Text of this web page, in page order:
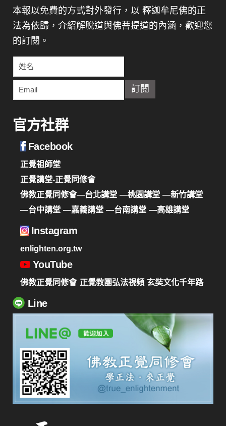
本報以免費的方式對外發行，以 釋迦牟尼佛的正
法為依歸，介紹解脫道與佛菩提道的內涵，歡迎您
的訂閱。
官方社群
Facebook
正覺祖師堂
正覺講堂-正覺同修會
佛教正覺同修會—台北講堂 —桃園講堂 —新竹講堂
—台中講堂 —嘉義講堂 —台南講堂 —高雄講堂
Instagram
enlighten.org.tw
YouTube
佛教正覺同修會 正覺教團弘法視頻 玄奘文化千年路
Line